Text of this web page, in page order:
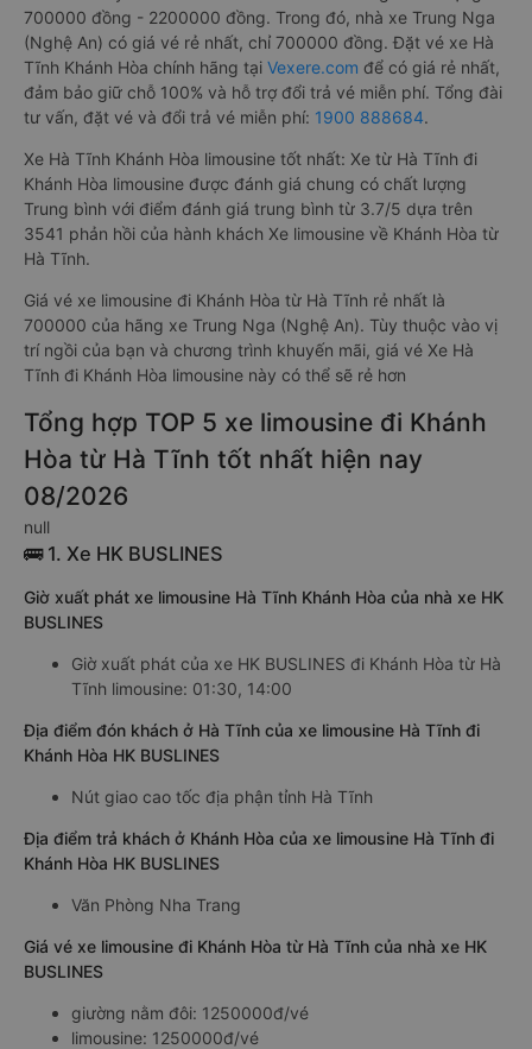
700000 đồng - 2200000 đồng. Trong đó, nhà xe Trung Nga
(Nghệ An) có giá vé rẻ nhất, chỉ 700000 đồng. Đặt vé xe Hà
Tĩnh Khánh Hòa chính hãng tại Vexere.com để có giá rẻ nhất,
đảm bảo giữ chỗ 100% và hỗ trợ đổi trả vé miễn phí. Tổng đài
tư vấn, đặt vé và đổi trả vé miễn phí: 1900 888684.
Xe Hà Tĩnh Khánh Hòa limousine tốt nhất: Xe từ Hà Tĩnh đi
Khánh Hòa limousine được đánh giá chung có chất lượng
Trung bình với điểm đánh giá trung bình từ 3.7/5 dựa trên
3541 phản hồi của hành khách Xe limousine về Khánh Hòa từ
Hà Tĩnh.
Giá vé xe limousine đi Khánh Hòa từ Hà Tĩnh rẻ nhất là
700000 của hãng xe Trung Nga (Nghệ An). Tùy thuộc vào vị
trí ngồi của bạn và chương trình khuyến mãi, giá vé Xe Hà
Tĩnh đi Khánh Hòa limousine này có thể sẽ rẻ hơn
Tổng hợp TOP 5 xe limousine đi Khánh
Hòa từ Hà Tĩnh tốt nhất hiện nay
08/2026
null
🚌 1. Xe HK BUSLINES
Giờ xuất phát xe limousine Hà Tĩnh Khánh Hòa của nhà xe HK
BUSLINES
Giờ xuất phát của xe HK BUSLINES đi Khánh Hòa từ Hà
Tĩnh limousine: 01:30, 14:00
Địa điểm đón khách ở Hà Tĩnh của xe limousine Hà Tĩnh đi
Khánh Hòa HK BUSLINES
Nút giao cao tốc địa phận tỉnh Hà Tĩnh
Địa điểm trả khách ở Khánh Hòa của xe limousine Hà Tĩnh đi
Khánh Hòa HK BUSLINES
Văn Phòng Nha Trang
Giá vé xe limousine đi Khánh Hòa từ Hà Tĩnh của nhà xe HK
BUSLINES
giường nằm đôi: 1250000đ/vé
limousine: 1250000đ/vé